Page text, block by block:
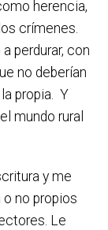
herencia,
crímenes.
perdurar, con
no deberían
propia. Y
mundo rural
y me
no propios
Le